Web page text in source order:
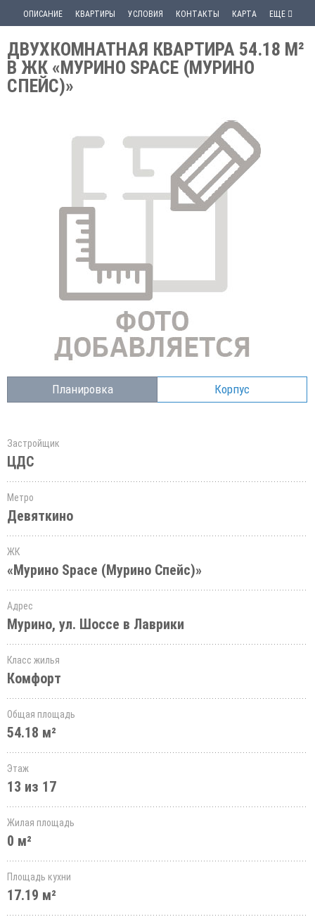
ОПИСАНИЕ КВАРТИРЫ УСЛОВИЯ КОНТАКТЫ КАРТА ЕЩЕ
ДВУХКОМНАТНАЯ КВАРТИРА 54.18 М²
В ЖК «МУРИНО SPACE (МУРИНО
СПЕЙС)»
Планировка Корпус
Застройщик
ЦДС
Метро
Девяткино
ЖК
«Мурино Space (Мурино Спейс)»
Адрес
Мурино, ул. Шоссе в Лаврики
Класс жилья
Комфорт
Общая площадь
54.18 м²
Этаж
13 из 17
Жилая площадь
0 м²
Площадь кухни
17.19 м²